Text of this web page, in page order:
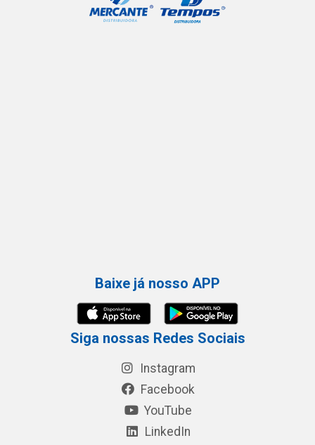
Baixe já nosso APP
Siga nossas Redes Sociais
Instagram
Facebook
YouTube
LinkedIn